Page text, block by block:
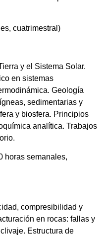
cuatrimestral)
y el Sistema Solar.
en sistemas
Geología
sedimentarias y
y biosfera. Principios
analítica. Trabajos
horas semanales,
compresibilidad y
en rocas: fallas y
Estructura de